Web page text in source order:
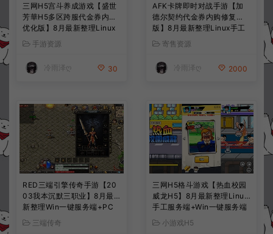
三网H5宫斗养成游戏【盛世
芳華H5多区跨服代金券内购
优化版】8月最新整理Linux
手工服务端+CDK授权后台
+全资源安卓+详细搭建教程
+视频教程
手游资源
冷雨泽ღ 30
AFK卡牌即时对战手游【加
德尔契约代金券内购修复
版】8月最新整理Linux手工
服务端+前后端全套源码+CD
K授权后台+安卓苹果双端
+详细搭建教程+视频教程
寄售资源
冷雨泽ღ 2000
RED三端引擎传奇手游【20
03我本沉默三职业】8月最
新整理Win一键服务端+PC
安卓+详细搭建教程
三端传奇
三网H5格斗游戏【热血校园
威龙H5】8月最新整理Linux
手工服务端+Win一键服务端
+解压即玩+简易安卓客户端
+详细搭建教程
小游戏H5